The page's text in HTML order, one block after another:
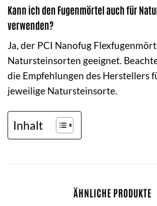
Kann ich den Fugenmörtel auch für
verwenden?
Ja, der PCI Nanofug
Natursteinsorten geeignet.
die Empfehlungen des Herstellers
jeweilige Natursteinsorte.
Inhalt
ÄHNLICHE PRODUKTE